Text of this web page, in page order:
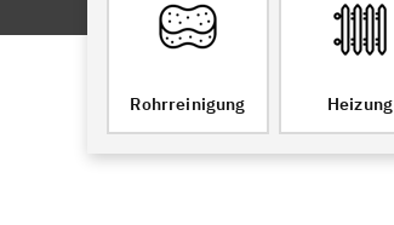
Rohrreinigung Heizung